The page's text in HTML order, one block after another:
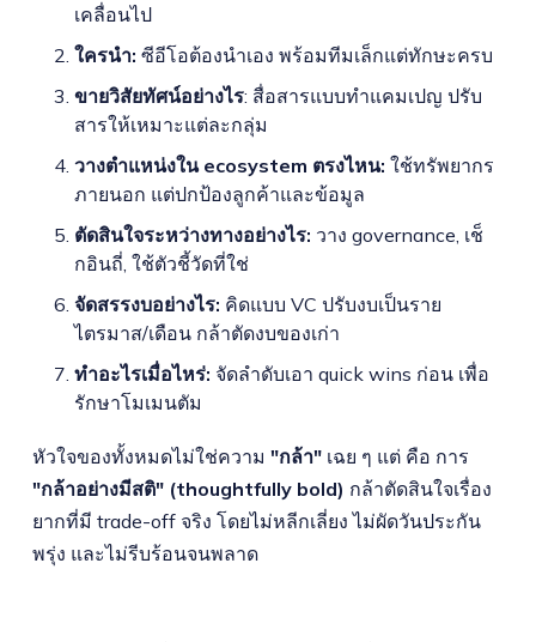
เคลื่อนไป
ใครนำ: ซีอีโอต้องนำเอง พร้อมทีมเล็กแต่ทักษะครบ
ขายวิสัยทัศน์อย่างไร: สื่อสารแบบทำแคมเปญ ปรับ
สารให้เหมาะแต่ละกลุ่ม
วางตำแหน่งใน ecosystem ตรงไหน: ใช้ทรัพยากร
ภายนอก แต่ปกป้องลูกค้าและข้อมูล
ตัดสินใจระหว่างทางอย่างไร: วาง governance, เช็
กอินถี่, ใช้ตัวชี้วัดที่ใช่
จัดสรรงบอย่างไร: คิดแบบ VC ปรับงบเป็นราย
ไตรมาส/เดือน กล้าตัดงบของเก่า
ทำอะไรเมื่อไหร่: จัดลำดับเอา quick wins ก่อน เพื่อ
รักษาโมเมนตัม
หัวใจของทั้งหมดไม่ใช่ความ "กล้า"เฉย ๆ แต่ คือ การ
"กล้าอย่างมีสติ" (thoughtfully bold) กล้าตัดสินใจเรื่อง
ยากที่มี trade-off จริง โดยไม่หลีกเลี่ยง ไม่ผัดวันประกัน
พรุ่ง และไม่รีบร้อนจนพลาด